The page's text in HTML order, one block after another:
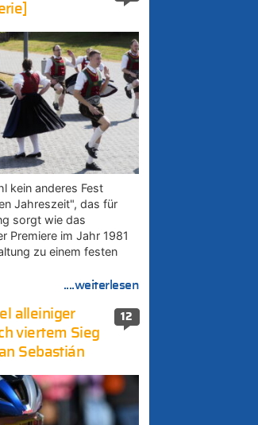
kein anderes Fest
Jahreszeit", das für
sorgt wie das
Premiere im Jahr 1981
zu einem festen
....weiterlesen
12
alleiniger
viertem Sieg
Sebastián